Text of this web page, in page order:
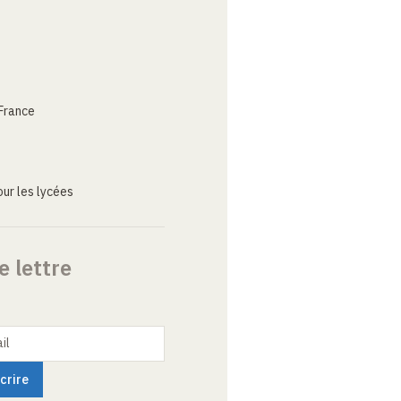
les lycées
lettre